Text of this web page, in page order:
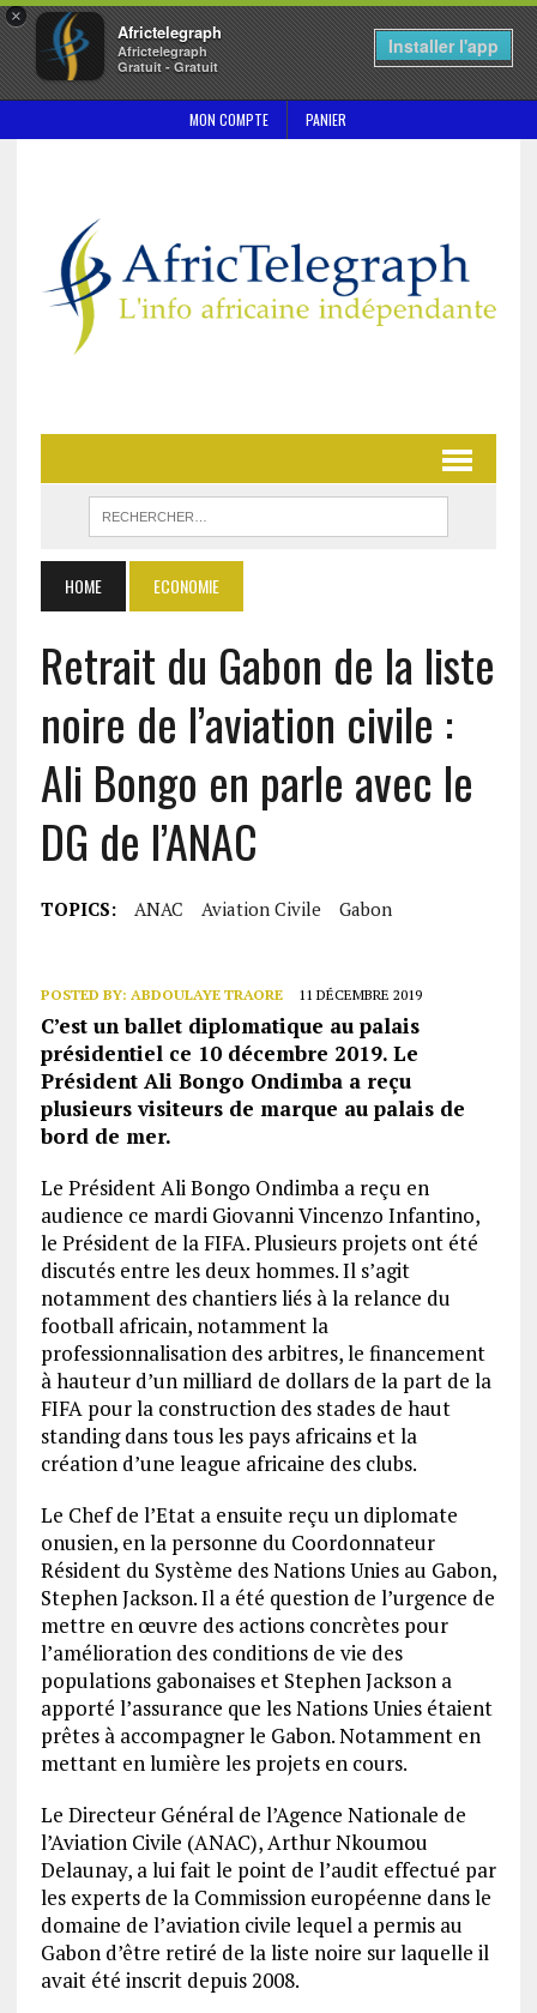
×
Africtelegraph
Africtelegraph
Gratuit - Gratuit
Installer l'app
MON COMPTE PANIER
HOME ECONOMIE
Retrait du Gabon de la liste
noire de l’aviation civile :
Ali Bongo en parle avec le
DG de l’ANAC
TOPICS: ANAC Aviation Civile Gabon
POSTED BY: ABDOULAYE TRAORE 11 DÉCEMBRE 2019
C’est un ballet diplomatique au palais
présidentiel ce 10 décembre 2019. Le
Président Ali Bongo Ondimba a reçu
plusieurs visiteurs de marque au palais de
bord de mer.
Le Président Ali Bongo Ondimba a reçu en
audience ce mardi Giovanni Vincenzo Infantino,
le Président de la FIFA. Plusieurs projets ont été
discutés entre les deux hommes. Il s’agit
notamment des chantiers liés à la relance du
football africain, notamment la
professionnalisation des arbitres, le financement
à hauteur d’un milliard de dollars de la part de la
FIFA pour la construction des stades de haut
standing dans tous les pays africains et la
création d’une league africaine des clubs.
Le Chef de l’Etat a ensuite reçu un diplomate
onusien, en la personne du Coordonnateur
Résident du Système des Nations Unies au Gabon,
Stephen Jackson. Il a été question de l’urgence de
mettre en œuvre des actions concrètes pour
l’amélioration des conditions de vie des
populations gabonaises et Stephen Jackson a
apporté l’assurance que les Nations Unies étaient
prêtes à accompagner le Gabon. Notamment en
mettant en lumière les projets en cours.
Le Directeur Général de l’Agence Nationale de
l’Aviation Civile (ANAC), Arthur Nkoumou
Delaunay, a lui fait le point de l’audit effectué par
les experts de la Commission européenne dans le
domaine de l’aviation civile lequel a permis au
Gabon d’être retiré de la liste noire sur laquelle il
avait été inscrit depuis 2008.